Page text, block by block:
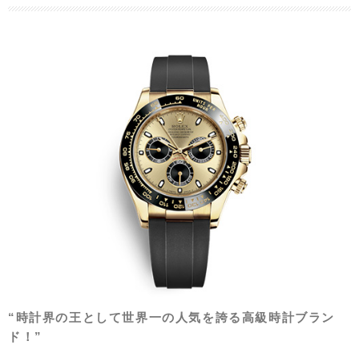
“時計界の王として世界一の人気を誇る高級時計ブラン
ド！”